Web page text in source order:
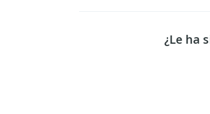
¿Le ha